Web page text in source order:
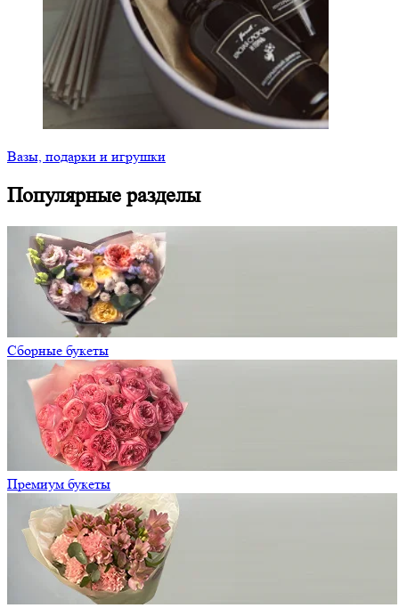
Вазы, подарки и игрушки
Популярные разделы
Сборные букеты
Премиум букеты